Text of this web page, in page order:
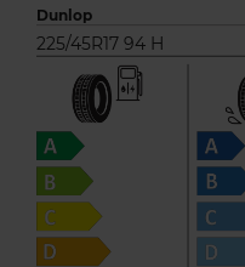
Dunlop
225/45R17 94 H